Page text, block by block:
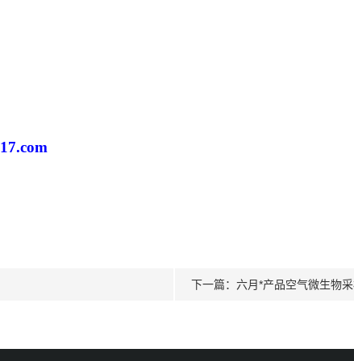
17.com
下一篇： 六月*产品空气微生物